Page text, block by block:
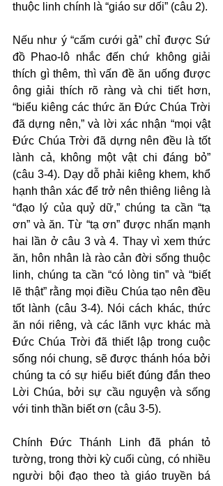
thuộc linh chính là “giáo sư dối” (câu 2).
Nếu như ý “cấm cưới gả” chỉ được Sứ
đồ Phao-lô nhắc đến chứ không giải
thích gì thêm, thì vấn đề ăn uống được
ông giải thích rõ ràng và chi tiết hơn,
“biểu kiêng các thức ăn Đức Chúa Trời
đã dựng nên,” và lời xác nhận “mọi vật
Đức Chúa Trời đã dựng nên đều là tốt
lành cả, không một vật chi đáng bỏ”
(câu 3-4). Dạy dỗ phải kiêng khem, khổ
hạnh thân xác để trở nên thiêng liêng là
“đạo lý của quỷ dữ,” chúng ta cần “tạ
ơn” và ăn. Từ “tạ ơn” được nhấn mạnh
hai lần ở câu 3 và 4. Thay vì xem thức
ăn, hôn nhân là rào cản đời sống thuộc
linh, chúng ta cần “có lòng tin” và “biết
lẽ thật” rằng mọi điều Chúa tạo nên đều
tốt lành (câu 3-4). Nói cách khác, thức
ăn nói riêng, và các lãnh vực khác mà
Đức Chúa Trời đã thiết lập trong cuộc
sống nói chung, sẽ được thánh hóa bởi
chúng ta có sự hiểu biết đúng đắn theo
Lời Chúa, bởi sự cầu nguyện và sống
với tinh thần biết ơn (câu 3-5).
Chính Đức Thánh Linh đã phán tỏ
tường, trong thời kỳ cuối cùng, có nhiều
người bội đạo theo tà giáo truyền bá